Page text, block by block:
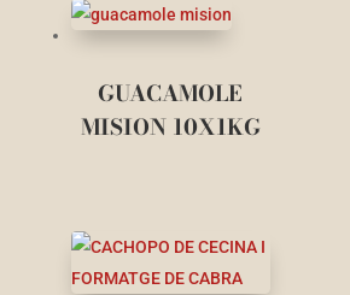
GUACAMOLE
MISION 10X1KG